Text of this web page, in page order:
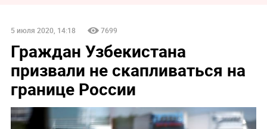
5 июля 2020, 14:18 7699
Граждан Узбекистана
призвали не скапливаться на
границе России